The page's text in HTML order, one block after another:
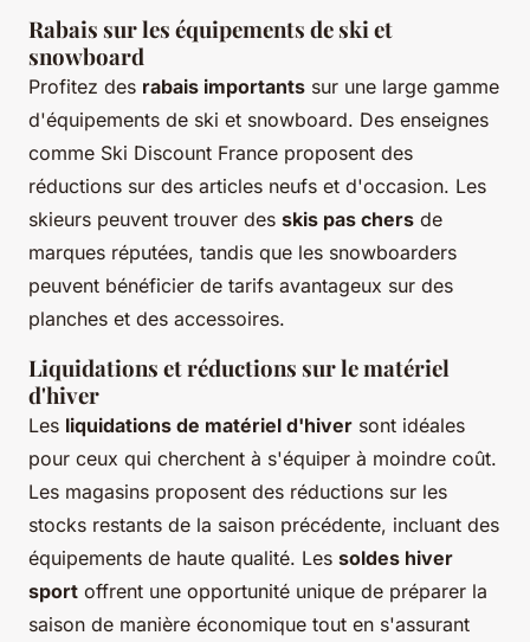
Rabais sur les équipements de ski et
snowboard
Profitez des rabais importants sur une large gamme
d'équipements de ski et snowboard. Des enseignes
comme Ski Discount France proposent des
réductions sur des articles neufs et d'occasion. Les
skieurs peuvent trouver des skis pas chers de
marques réputées, tandis que les snowboarders
peuvent bénéficier de tarifs avantageux sur des
planches et des accessoires.
Liquidations et réductions sur le matériel
d'hiver
Les liquidations de matériel d'hiver sont idéales
pour ceux qui cherchent à s'équiper à moindre coût.
Les magasins proposent des réductions sur les
stocks restants de la saison précédente, incluant des
équipements de haute qualité. Les soldes hiver
sport offrent une opportunité unique de préparer la
saison de manière économique tout en s'assurant